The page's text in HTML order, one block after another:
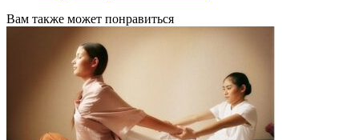
Вам также может понравиться